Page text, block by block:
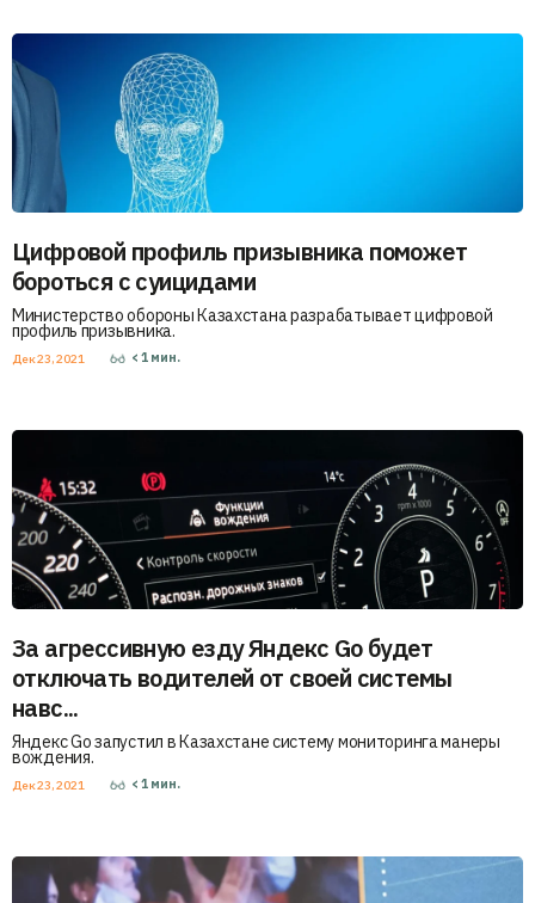
Цифровой профиль призывника поможет
бороться с суицидами
Министерство обороны Казахстана разрабатывает цифровой
профиль призывника.
Дек 23, 2021 < 1 мин.
За агрессивную езду Яндекс Go будет
отключать водителей от своей системы
навс...
Яндекс Go запустил в Казахстане систему мониторинга манеры
вождения.
Дек 23, 2021 < 1 мин.